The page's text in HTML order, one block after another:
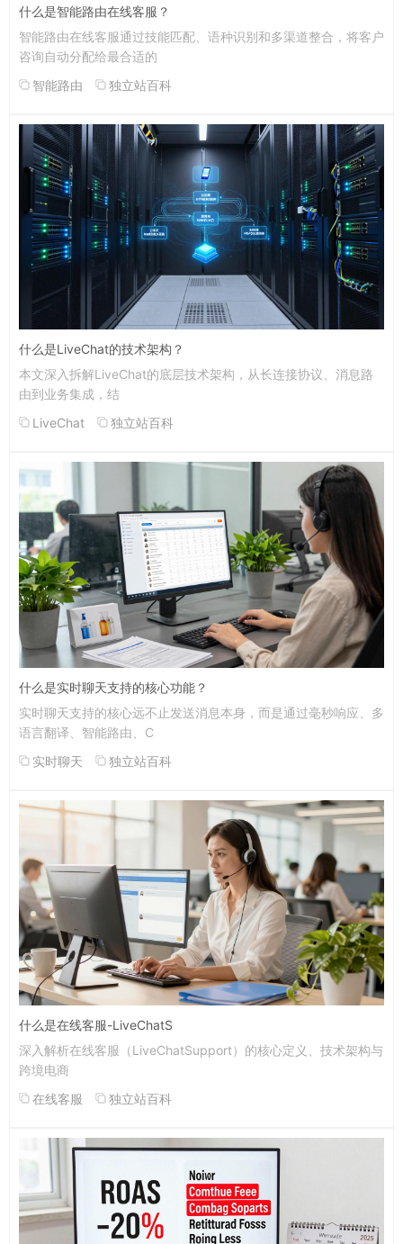
什么是智能路由在线客服？
智能路由在线客服通过技能匹配、语种识别和多渠道整合，将客户
咨询自动分配给最合适的
智能路由
独立站百科
什么是LiveChat的技术架构？
本文深入拆解LiveChat的底层技术架构，从长连接协议、消息路
由到业务集成，结
LiveChat
独立站百科
什么是实时聊天支持的核心功能？
实时聊天支持的核心远不止发送消息本身，而是通过毫秒响应、多
语言翻译、智能路由、C
实时聊天
独立站百科
什么是在线客服-LiveChatS
深入解析在线客服（LiveChatSupport）的核心定义、技术架构与
跨境电商
在线客服
独立站百科